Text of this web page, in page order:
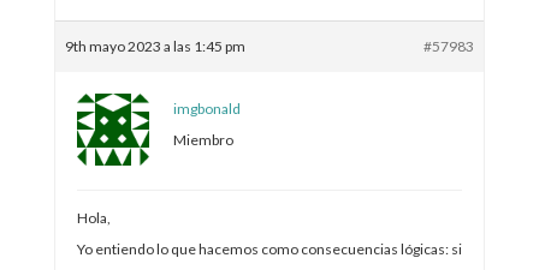
9th mayo 2023 a las 1:45 pm #57983
imgbonald
Miembro
Hola,
Yo entiendo lo que hacemos como consecuencias lógicas: si